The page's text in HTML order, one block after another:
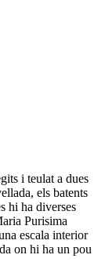
i teulat a dues
els batents
hi ha diverses
Purisima
escala interior
on hi ha un pou